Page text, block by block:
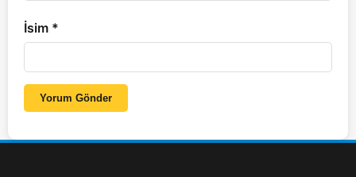
İsim *
Yorum Gönder